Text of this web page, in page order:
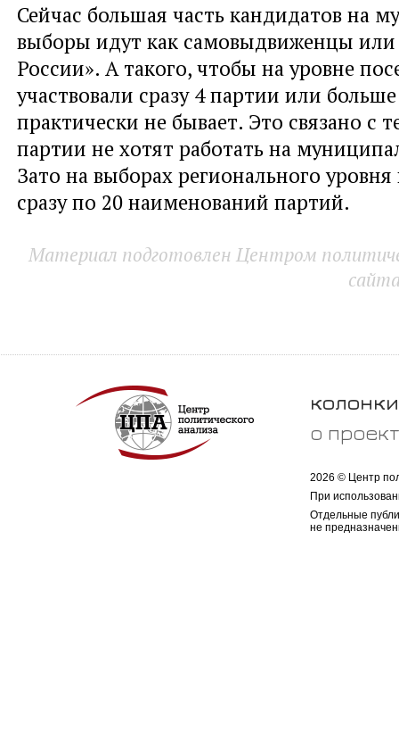
Сейчас большая часть кандидатов на
выборы идут как самовыдвиженцы
России». А такого, чтобы на уровне
участвовали сразу 4 партии или
практически не бывает. Это связано с
партии не хотят работать на
Зато на выборах регионального
сразу по 20 наименований партий.
Материал подготовлен Центром
колонки
о
2026 © Центр
При
Отдельные
не